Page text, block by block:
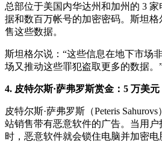
总部位于美国内华达州和加州的 3
据和数百万帐号的加密密码。斯坦
售这些数据。
斯坦格尔说：“这些信息在地下市场
场又推动这些罪犯盗取更多的数据。
4. 皮特尔斯·萨弗罗斯赏金：5 万美元
皮特尔斯·萨弗罗斯（Peteris
站销售带有恶意软件的广告。当用
时，恶意软件就会锁住电脑并加密